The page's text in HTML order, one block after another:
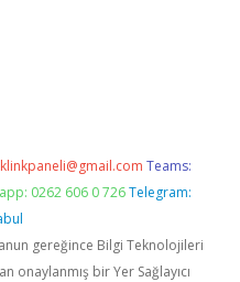
Teams:
0262 606 0 726 Telegram:
gereğince Bilgi Teknolojileri
onaylanmış bir Yer Sağlayıcı